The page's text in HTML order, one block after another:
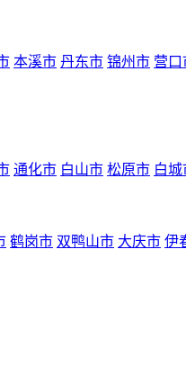
本溪市 丹东市 锦州市 营口
通化市 白山市 松原市 白城
鹤岗市 双鸭山市 大庆市 伊